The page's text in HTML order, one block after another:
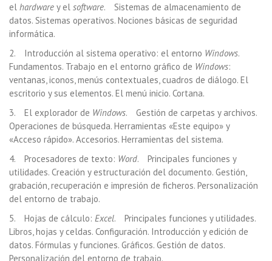
el hardware y el software. Sistemas de almacenamiento de
datos. Sistemas operativos. Nociones básicas de seguridad
informática.
2. Introducción al sistema operativo: el entorno Windows.
Fundamentos. Trabajo en el entorno gráfico de Windows:
ventanas, iconos, menús contextuales, cuadros de diálogo. El
escritorio y sus elementos. El menú inicio. Cortana.
3. El explorador de Windows. Gestión de carpetas y archivos.
Operaciones de búsqueda. Herramientas «Este equipo» y
«Acceso rápido». Accesorios. Herramientas del sistema.
4. Procesadores de texto: Word. Principales funciones y
utilidades. Creación y estructuración del documento. Gestión,
grabación, recuperación e impresión de ficheros. Personalización
del entorno de trabajo.
5. Hojas de cálculo: Excel. Principales funciones y utilidades.
Libros, hojas y celdas. Configuración. Introducción y edición de
datos. Fórmulas y funciones. Gráficos. Gestión de datos.
Personalización del entorno de trabajo.